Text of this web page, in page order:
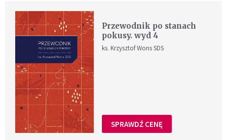
Przewodnik po stanach
pokusy. wyd 4
ks. Krzysztof Wons SDS
SPRAWDŹ CENĘ